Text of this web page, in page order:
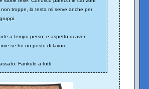
non troppe, la testa mi serve anche per
a tempo perso, e aspetto di aver
se ho un posto di lavoro.
Fankulo a tutti.